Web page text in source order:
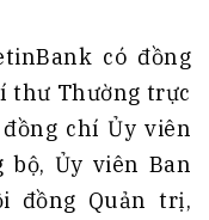
có đồng
thư Thường trực
chí Ủy viên
bộ, Ủy viên Ban
đồng Quản trị,